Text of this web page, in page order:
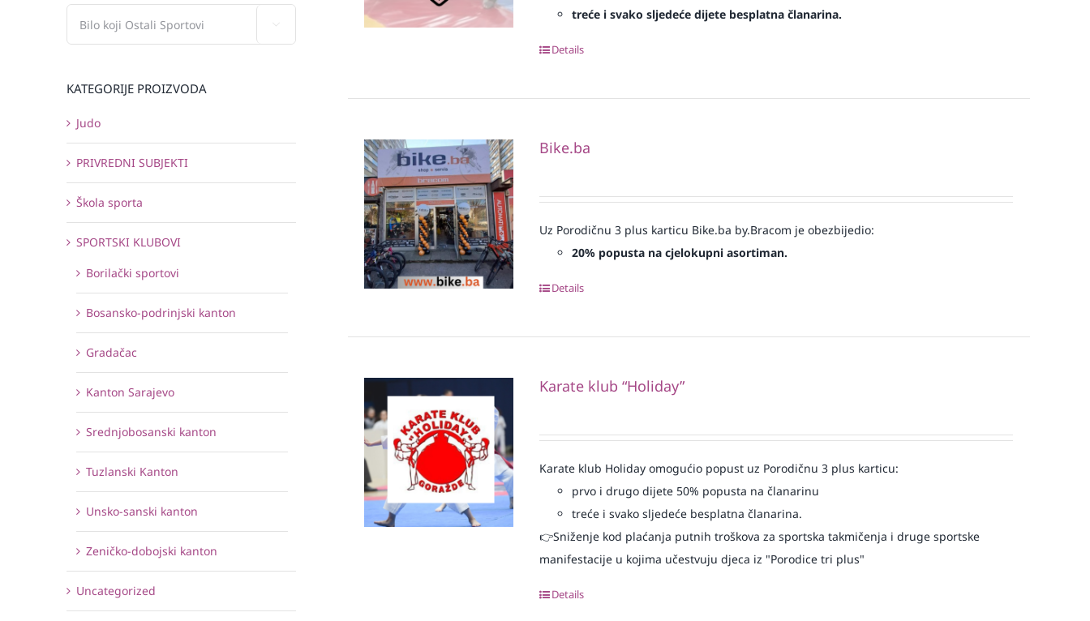
treće i svako sljedeće dijete besplatna članarina.
Details
Bike.ba
Uz Porodičnu 3 plus karticu Bike.ba by.Bracom je obezbijedio:
20% popusta na cjelokupni asortiman.
Details
Karate klub “Holiday”
Karate klub Holiday omogućio popust uz Porodičnu 3 plus karticu:
prvo i drugo dijete 50% popusta na članarinu
treće i svako sljedeće besplatna članarina.
👉Sniženje kod plaćanja putnih troškova za sportska takmičenja i druge sportske
manifestacije u kojima učestvuju djeca iz "Porodice tri plus"
Details
KATEGORIJE PROIZVODA
Judo
PRIVREDNI SUBJEKTI
Škola sporta
SPORTSKI KLUBOVI
Borilački sportovi
Bosansko-podrinjski kanton
Gradačac
Kanton Sarajevo
Srednjobosanski kanton
Tuzlanski Kanton
Unsko-sanski kanton
Zeničko-dobojski kanton
Uncategorized